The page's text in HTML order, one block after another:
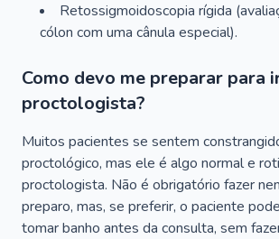
Retossigmoidoscopia rígida
cólon com uma cânula especial).
Como devo me preparar para
proctologista?
Muitos pacientes se sentem
proctológico, mas ele é algo normal e
proctologista. Não é obrigatório fazer
preparo, mas, se preferir, o paciente
tomar banho antes da consulta, sem